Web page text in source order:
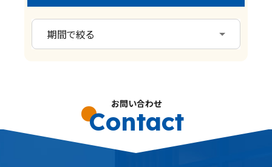
お問い合わせ
Contact